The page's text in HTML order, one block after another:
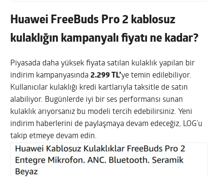
Huawei FreeBuds Pro 2 kablosuz
kulaklığın kampanyalı fiyatı ne kadar?
Piyasada daha yüksek fiyata satılan kulaklık yapılan bir
indirim kampanyasında2.299 TL’ye temin edilebiliyor.
Kullanıcılar kulaklığı kredi kartlarıyla taksitle de satın
alabiliyor. Bugünlerde iyi bir ses performansı sunan
kulaklık arıyorsanız bu modeli tercih edebilirsiniz. Yeni
indirim haberlerini de paylaşmaya devam edeceğiz, LOG’u
takip etmeye devam edin.